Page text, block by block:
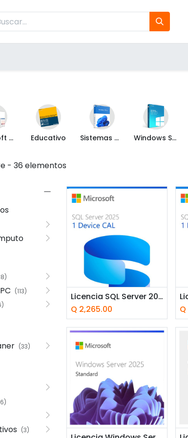
Microsoft Office Educativo Sistemas Operativos Windows Server
- 36 elementos
(113)
(33)
(3)
Licencia SQL Server 2025 CAL por Usuario CSP Perpetua
Q 2,265.00
Q